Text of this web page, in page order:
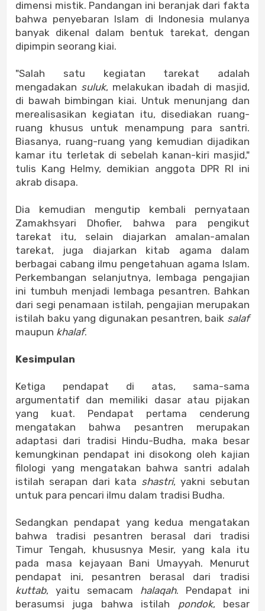
dimensi mistik. Pandangan ini beranjak dari fakta
bahwa penyebaran Islam di Indonesia mulanya
banyak dikenal dalam bentuk tarekat, dengan
dipimpin seorang kiai.
"Salah satu kegiatan tarekat adalah
mengadakan suluk, melakukan ibadah di masjid,
di bawah bimbingan kiai. Untuk menunjang dan
merealisasikan kegiatan itu, disediakan ruang-
ruang khusus untuk menampung para santri.
Biasanya, ruang-ruang yang kemudian dijadikan
kamar itu terletak di sebelah kanan-kiri masjid,"
tulis Kang Helmy, demikian anggota DPR RI ini
akrab disapa.
Dia kemudian mengutip kembali pernyataan
Zamakhsyari Dhofier, bahwa para pengikut
tarekat itu, selain diajarkan amalan-amalan
tarekat, juga diajarkan kitab agama dalam
berbagai cabang ilmu pengetahuan agama Islam.
Perkembangan selanjutnya, lembaga pengajian
ini tumbuh menjadi lembaga pesantren. Bahkan
dari segi penamaan istilah, pengajian merupakan
istilah baku yang digunakan pesantren, baik salaf
maupun khalaf.
Kesimpulan
Ketiga pendapat di atas, sama-sama
argumentatif dan memiliki dasar atau pijakan
yang kuat. Pendapat pertama cenderung
mengatakan bahwa pesantren merupakan
adaptasi dari tradisi Hindu-Budha, maka besar
kemungkinan pendapat ini disokong oleh kajian
filologi yang mengatakan bahwa santri adalah
istilah serapan dari kata shastri, yakni sebutan
untuk para pencari ilmu dalam tradisi Budha.
Sedangkan pendapat yang kedua mengatakan
bahwa tradisi pesantren berasal dari tradisi
Timur Tengah, khususnya Mesir, yang kala itu
pada masa kejayaan Bani Umayyah. Menurut
pendapat ini, pesantren berasal dari tradisi
kuttab, yaitu semacam halaqah. Pendapat ini
berasumsi juga bahwa istilah pondok, besar